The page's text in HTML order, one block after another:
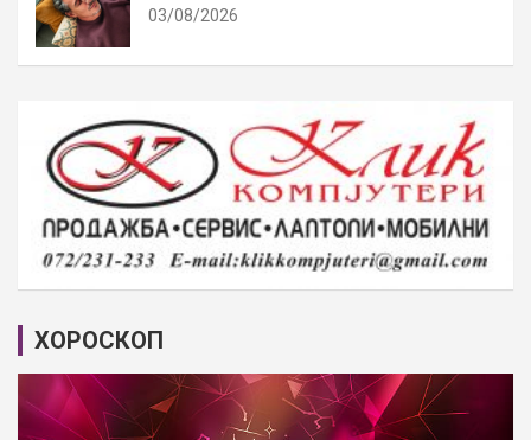
03/08/2026
ХОРОСКОП